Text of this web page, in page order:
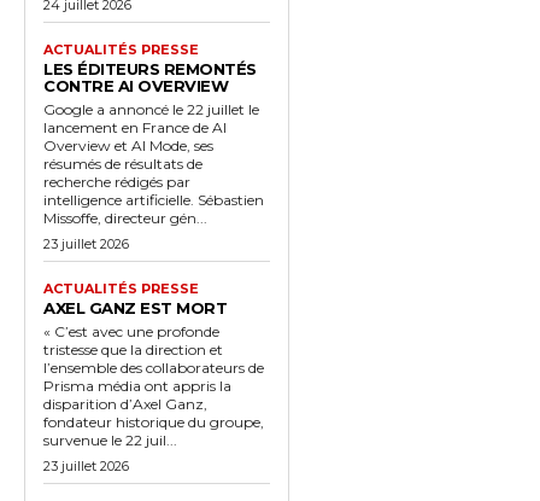
24 juillet 2026
ACTUALITÉS PRESSE
LES ÉDITEURS REMONTÉS
CONTRE AI OVERVIEW
Google a annoncé le 22 juillet le
lancement en France de AI
Overview et AI Mode, ses
résumés de résultats de
recherche rédigés par
intelligence artificielle. Sébastien
Missoffe, directeur gén...
23 juillet 2026
ACTUALITÉS PRESSE
AXEL GANZ EST MORT
« C’est avec une profonde
tristesse que la direction et
l’ensemble des collaborateurs de
Prisma média ont appris la
disparition d’Axel Ganz,
fondateur historique du groupe,
survenue le 22 juil...
23 juillet 2026